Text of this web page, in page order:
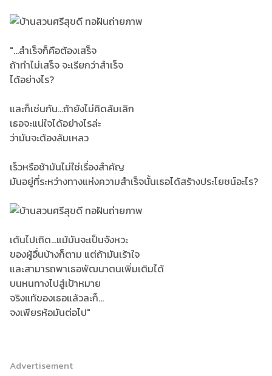
"...สำเร็จก็คือต้องเสร็จ
ถ้าทำไม่เสร็จ จะเรียกว่าสำเร็จ
ได้อย่างไร?
และก็เช่นกัน...ถ้ายังไม่คิดล้มเลิก
เธอจะแน่ใจได้อย่างไรล่ะ
ว่ามันจะต้องล้มเหลว
เร็วหรือช้ามันไม่ใช่เรื่องสำคัญ
มันอยู่ที่ระหว่างทางแห่งความสำเร็จนั้นเธอได้สร้างประโยชน์อะไร?
เต้นไปเถิด...แม้มันจะเป็นจังหวะ
ของผู้อื่นบ้างก็ตาม แต่ถ้ามันเร้าใจ
และสามารถพาเธอพัฒนาตนเพิ่มเติมได้
บนหนทางไปสู่เป้าหมาย
จริงแท้ของเธอแล้วละก็...
จงเพียรห้อมันต่อไป"
Advertisement